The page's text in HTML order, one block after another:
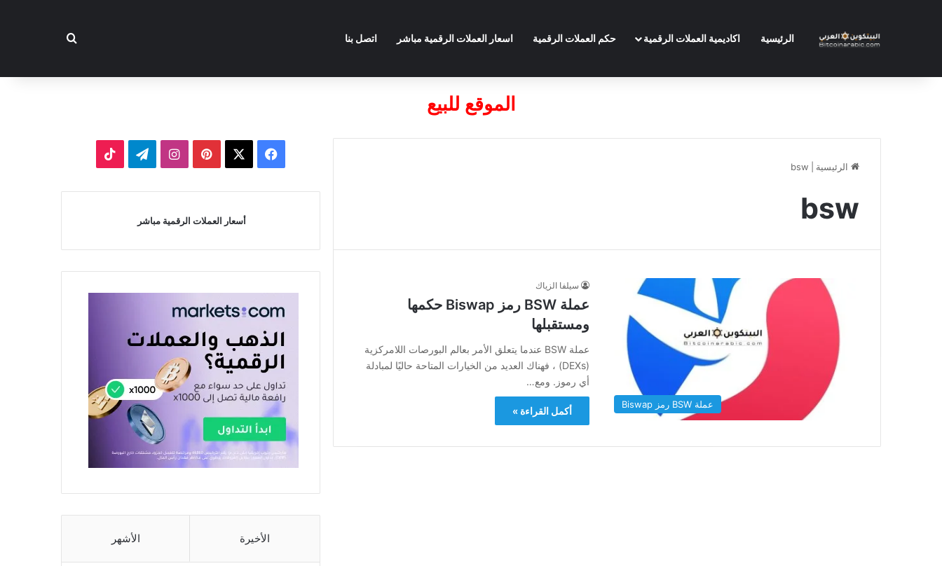
الرئيسية اكاديمية العملات الرقمية حكم العملات الرقمية اسعار العملات الرقمية مباشر اتصل بنا بحث عن
الموقع للبيع
الرئيسية bsw
bsw
عملة BSW رمز Biswap
سيلفا الزياك
عملة BSW رمز Biswap حكمها
ومستقبلها
عملة BSW عندما يتعلق الأمر بعالم البورصات اللامركزية
(DEXs) ، فهناك العديد من الخيارات المتاحة حاليًا لمبادلة
أي رموز. ومع…
أكمل القراءة »
فيسبوك بينتيريستانستقرامتيلقرام
أسعار العملات الرقمية مباشر
الأخيرة الأشهر